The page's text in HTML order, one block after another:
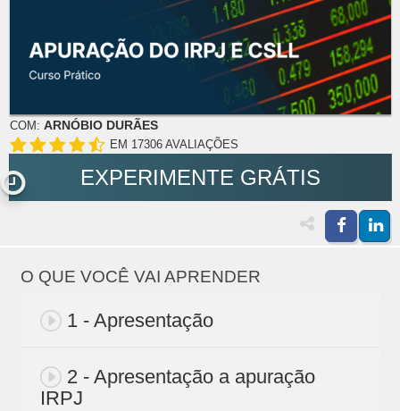
COM: ARNÓBIO DURÃES
EM 17306 AVALIAÇÕES
EXPERIMENTE GRÁTIS
O QUE VOCÊ VAI APRENDER
1 - Apresentação
2 - Apresentação a apuração
IRPJ